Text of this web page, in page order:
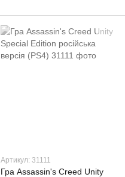
Артикул: 31111
Гра Assassin's Creed Unity